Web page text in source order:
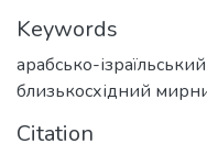
Keywords
арабсько-
близькосхідний
Citation